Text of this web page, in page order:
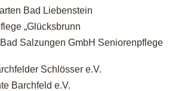
Bad Liebenstein
„Glücksbrunn
Salzungen GmbH Seniorenpflege
Schlösser e.V.
Barchfeld e.V.